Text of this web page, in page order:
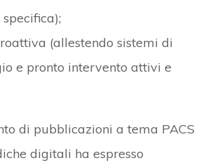
(allestendo sistemi di
e pronto intervento attivi e
di pubblicazioni a tema PACS
digitali ha espresso